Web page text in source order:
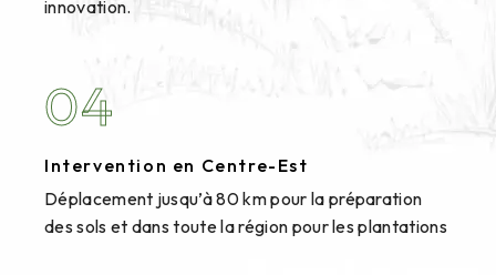
innovation.
04
Intervention en Centre-Est
Déplacement jusqu’à 80 km pour la préparation
des sols et dans toute la région pour les plantations